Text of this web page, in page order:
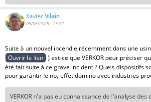
XavierVilain
05/05/2025 - 13:27
Suite à un nouvel incendie récemment dans une
Ouvrir le lien ) est-ce que VERKOR peur préciser
été fait suite à ce grave incident ? Quels dispositifs
pour garantir le no,-effet domino avec industries
VERKOR n'a pas eu connaissance de l'analyse